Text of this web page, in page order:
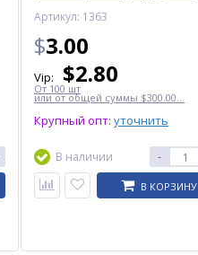
Артикул: 1363
$3.00
Vip: $2.80
От 100 шт
или от общей суммы $300.00...
Крупный опт: уточнить
В наличии -
В КОРЗИНУ